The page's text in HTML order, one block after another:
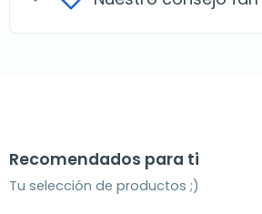
Recomendados para ti
Tu selección de productos ;)